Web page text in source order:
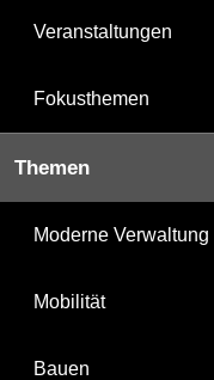
Veranstaltungen
Fokusthemen
Themen
Moderne Verwaltung
Mobilität
Bauen